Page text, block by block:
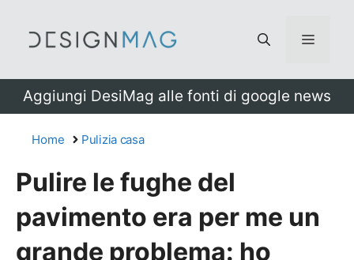
Menu
Aggiungi DesiMag alle fonti di google news
Home Pulizia casa
Pulire le fughe del
pavimento era per me un
grande problema: ho